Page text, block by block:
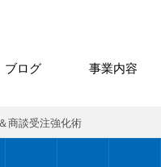
ブログ 事業内容
商談受注強化術